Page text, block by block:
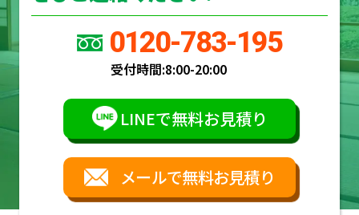
0120-783-195
受付時間:8:00-20:00
LINEで無料お見積り
メールで無料お見積り